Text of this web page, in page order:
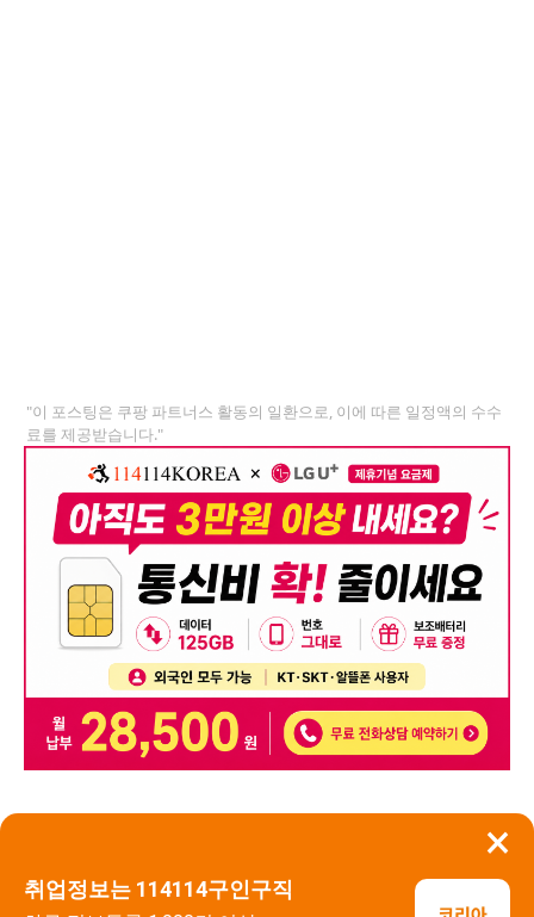
×
취업정보는 114114구인구직
"이 포스팅은 쿠팡 파트너스 활동의 일환으로, 이에 따른 일정액의 수수
료를 제공받습니다."